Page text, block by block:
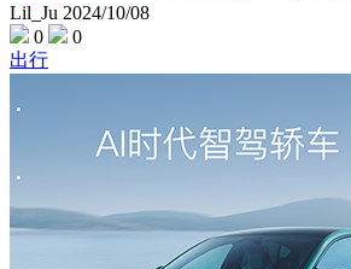
Lil_Ju 2024/10/08
0
0
出行